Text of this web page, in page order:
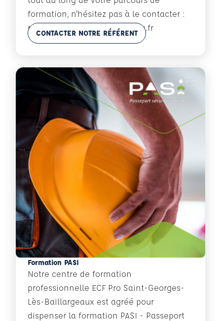
formation, n'hésitez pas à le contacter :
referent.handicap@ecf-cerca.fr
En savoir plus
CONTACTER NOTRE RÉFÉRENT
Formation PASI
Notre centre de formation
professionnelle ECF Pro Saint-Georges-
Lès-Baillargeaux est agréé pour
dispenser la formation PASI - Passeport